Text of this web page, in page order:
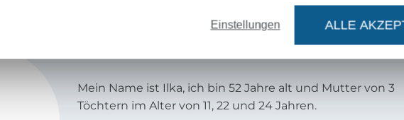
Mein Name ist Ilka, ich bin 52 Jahre alt und Mutter von 3
Töchtern im Alter von 11, 22 und 24 Jahren.
Einstellungen ALLE